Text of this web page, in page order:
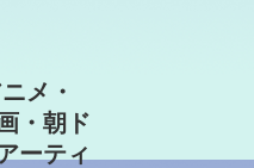
メ・
・朝ド
ーティ